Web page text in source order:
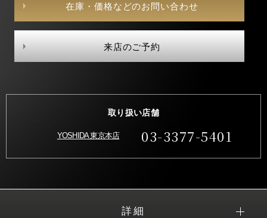
在庫・価格などのお問い合わせ
来店のご予約
取り扱い店舗
YOSHIDA 東京本店 03-3377-5401
詳細